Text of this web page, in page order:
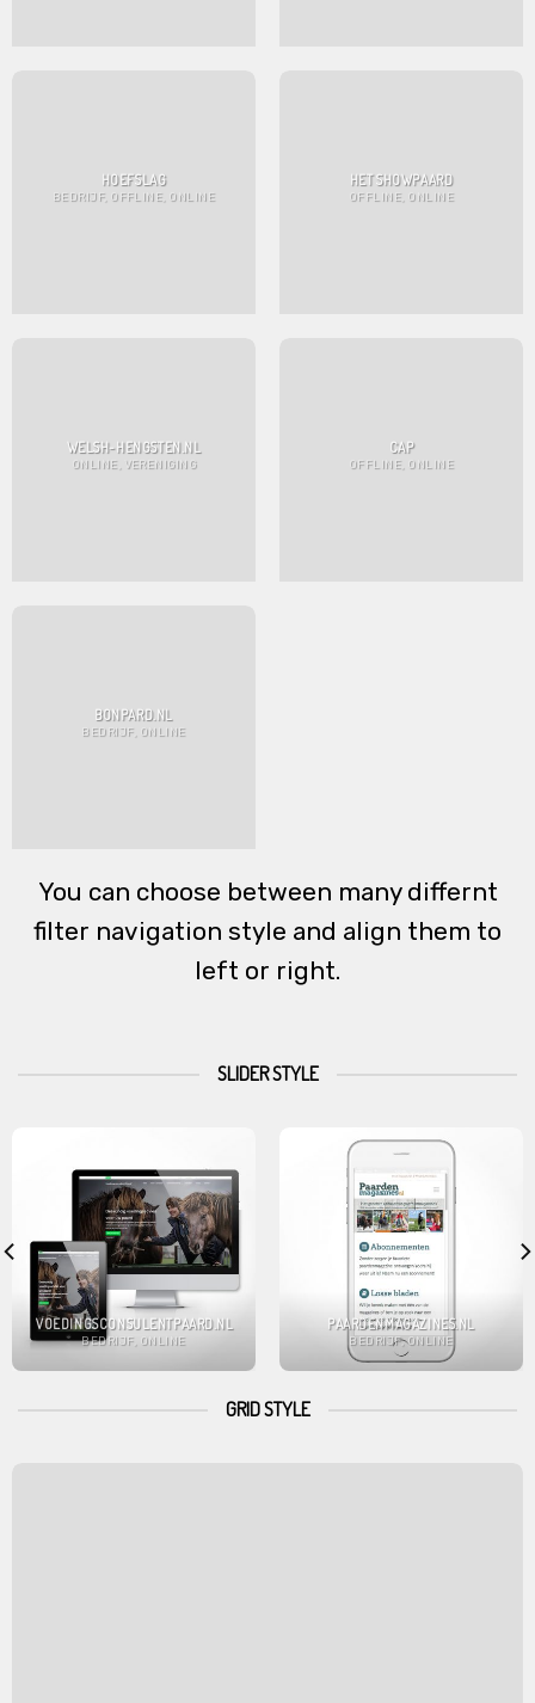
HOEFSLAG
BEDRIJF, OFFLINE, ONLINE
HET SHOWPAARD
OFFLINE, ONLINE
WELSH-HENGSTEN.NL
ONLINE, VERENIGING
CAP
OFFLINE, ONLINE
BONPARD.NL
BEDRIJF, ONLINE
You can choose between many differnt
filter navigation style and align them to
left or right.
SLIDER STYLE
VOEDINGSCONSULENTPAARD.NL
BEDRIJF, ONLINE
PAARDENMAGAZINES.NL
BEDRIJF, ONLINE
GRID STYLE